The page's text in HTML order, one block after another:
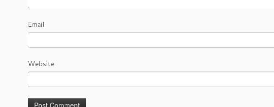
Email
Website